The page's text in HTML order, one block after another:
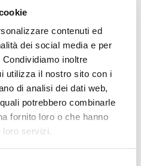
contenuti ed
dei social media e per
inoltre
utilizza il nostro sito con i
di analisi dei dati web,
potrebbero combinarle
fornito loro o che hanno
loro servizi.
di Stabio